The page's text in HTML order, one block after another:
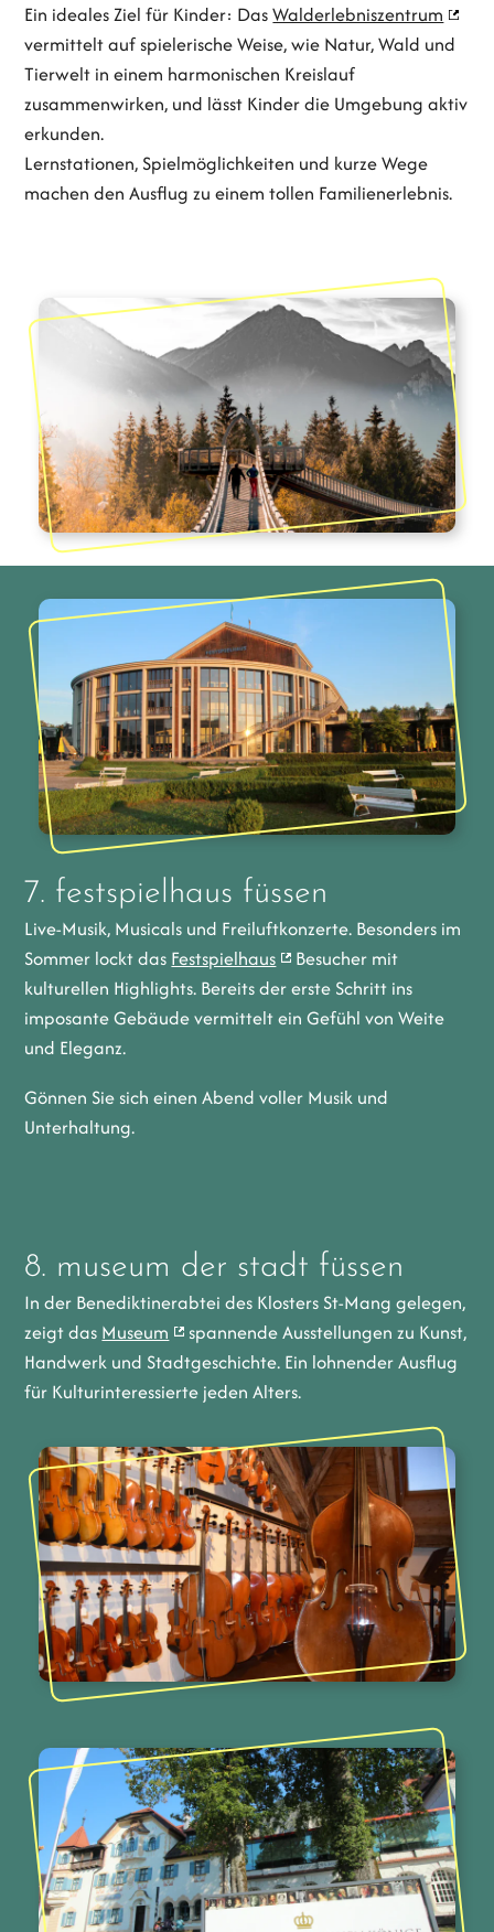
Ein ideales Ziel für Kinder: DasWalderlebniszentrum
vermittelt auf spielerische Weise, wie Natur, Wald und
Tierwelt in einem harmonischen Kreislauf
zusammenwirken, und lässt Kinder die Umgebung aktiv
erkunden.
Lernstationen, Spielmöglichkeiten und kurze Wege
machen den Ausflug zu einem tollen Familienerlebnis.
7. festspielhaus füssen
Live-Musik, Musicals und Freiluftkonzerte. Besonders im
Sommer lockt das Festspielhaus
Besucher mit
kulturellen Highlights. Bereits der erste Schritt ins
imposante Gebäude vermittelt ein Gefühl von Weite
und Eleganz.
Gönnen Sie sich einen Abend voller Musik und
Unterhaltung.
8. museum der stadt füssen
In der Benediktinerabtei des Klosters St-Mang gelegen,
zeigt das Museum
spannende Ausstellungen zu Kunst,
Handwerk und Stadtgeschichte. Ein lohnender Ausflug
für Kulturinteressierte jeden Alters.